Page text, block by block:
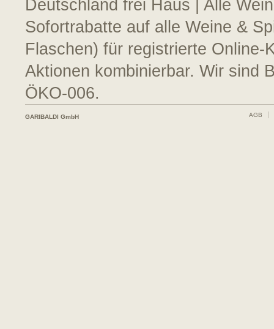
Deutschland frei Haus | Alle
Sofortrabatte auf alle Weine &
Flaschen) für registrierte
Aktionen kombinierbar. Wir sind
ÖKO-006.
GARIBALDI GmbH AGB